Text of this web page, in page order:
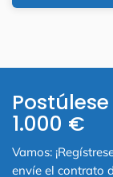
1.000 €
Vamos:
envíe el contrato